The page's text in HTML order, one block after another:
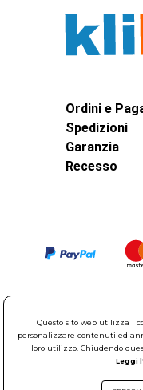
Ordini e
Spedizioni
Garanzia
Recesso
00015
Questo sito web utilizza i
personalizzare contenuti ed
loro utilizzo. Chiudendo
Leggi